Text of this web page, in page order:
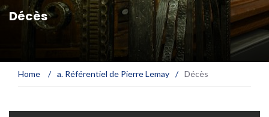
Décès
Home / a. Référentiel de Pierre Lemay / Décès